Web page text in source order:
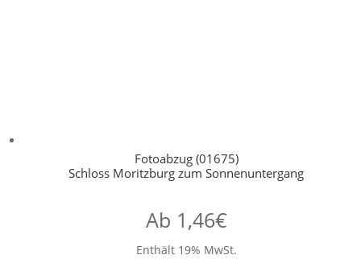
Fotoabzug (01675)
Schloss Moritzburg zum Sonnenuntergang
Ab 1,46€
Enthält 19% MwSt.